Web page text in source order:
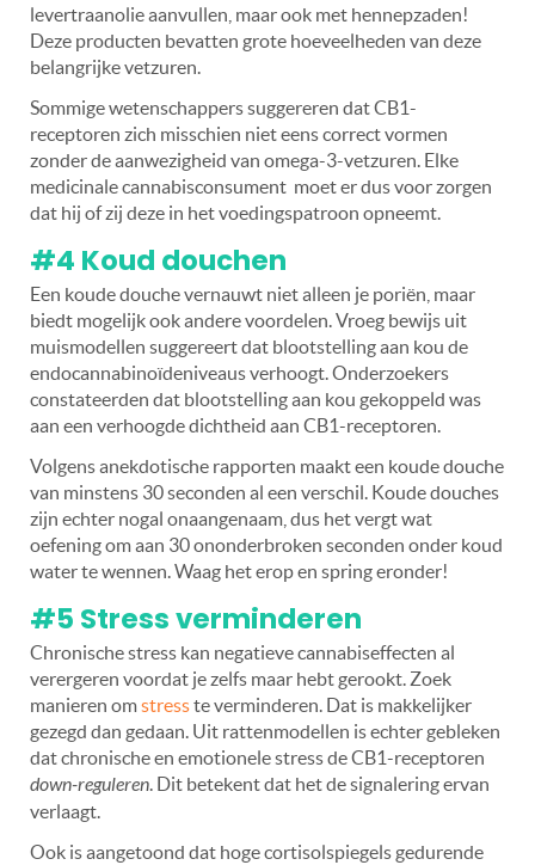
levertraanolie aanvullen, maar ook met hennepzaden!
Deze producten bevatten grote hoeveelheden van deze
belangrijke vetzuren.
Sommige wetenschappers suggereren dat CB1-
receptoren zich misschien niet eens correct vormen
zonder de aanwezigheid van omega-3-vetzuren. Elke
medicinale cannabisconsument moet er dus voor zorgen
dat hij of zij deze in het voedingspatroon opneemt.
#4 Koud douchen
Een koude douche vernauwt niet alleen je poriën, maar
biedt mogelijk ook andere voordelen. Vroeg bewijs uit
muismodellen suggereert dat blootstelling aan kou de
endocannabinoïdeniveaus verhoogt. Onderzoekers
constateerden dat blootstelling aan kou gekoppeld was
aan een verhoogde dichtheid aan CB1-receptoren.
Volgens anekdotische rapporten maakt een koude douche
van minstens 30 seconden al een verschil. Koude douches
zijn echter nogal onaangenaam, dus het vergt wat
oefening om aan 30 ononderbroken seconden onder koud
water te wennen. Waag het erop en spring eronder!
#5 Stress verminderen
Chronische stress kan negatieve cannabiseffecten al
verergeren voordat je zelfs maar hebt gerookt. Zoek
manieren omstresste verminderen. Dat is makkelijker
gezegd dan gedaan. Uit rattenmodellen is echter gebleken
dat chronische en emotionele stress de CB1-receptoren
down-reguleren . Dit betekent dat het de signalering ervan
verlaagt.
Ook is aangetoond dat hoge cortisolspiegels gedurende